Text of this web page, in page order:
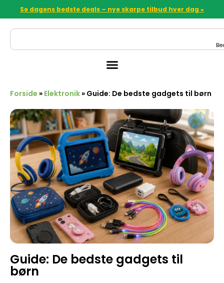
Se dagens bedste deals – nye skarpe tilbud hver dag »
Forside » Elektronik » Guide: De bedste gadgets til børn
Guide: De bedste gadgets til
børn